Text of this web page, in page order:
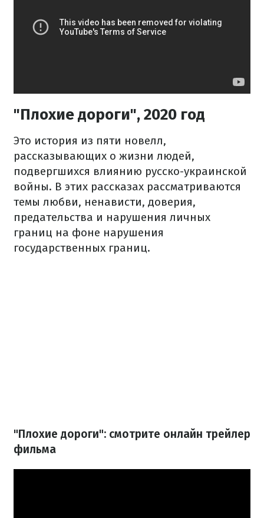
"Плохие дороги", 2020 год
Это история из пяти новелл,
рассказывающих о жизни людей,
подвергшихся влиянию русско-украинской
войны. В этих рассказах рассматриваются
темы любви, ненависти, доверия,
предательства и нарушения личных
границ на фоне нарушения
государственных границ.
"Плохие дороги": смотрите онлайн трейлер
фильма